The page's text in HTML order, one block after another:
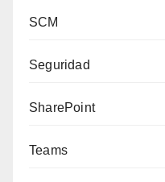
SCM
Seguridad
SharePoint
Teams